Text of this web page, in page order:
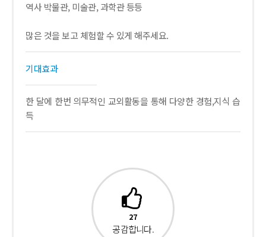
역사 박물관, 미술관, 과학관 등등
많은 것을 보고 체험할 수 있게 해주세요.
기대효과
한 달에 한번 의무적인 교외활동을 통해 다양한 경험,지식 습
득
27
공감합니다.